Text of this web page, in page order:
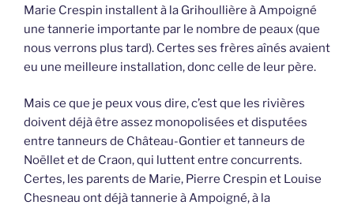
Marie Crespin installent à la Grihoullière à Ampoigné
une tannerie importante par le nombre de peaux (que
nous verrons plus tard). Certes ses frères aînés avaient
eu une meilleure installation, donc celle de leur père.
Mais ce que je peux vous dire, c’est que les rivières
doivent déjà être assez monopolisées et disputées
entre tanneurs de Château-Gontier et tanneurs de
Noëllet et de Craon, qui luttent entre concurrents.
Certes, les parents de Marie, Pierre Crespin et Louise
Chesneau ont déjà tannerie à Ampoigné, à la